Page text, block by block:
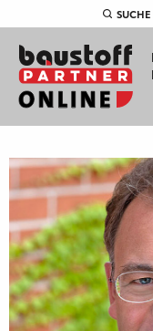
SUCHE